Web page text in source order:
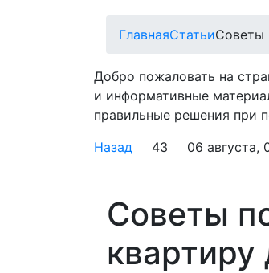
ГлавнаяСтатьиСоветы
Добро пожаловать на
и информативные
правильные решения при
Назад
43 06 августа,
Советы
квартиру